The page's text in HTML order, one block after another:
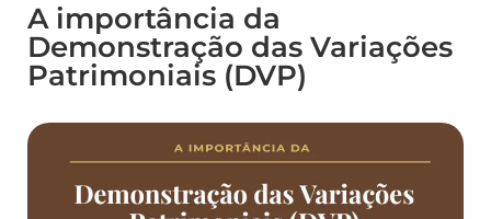
A importância da
Demonstração das Variações
Patrimoniais (DVP)